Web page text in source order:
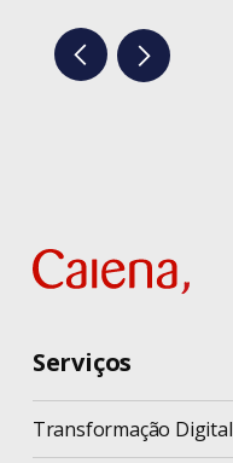
Serviços
Transformação Digital